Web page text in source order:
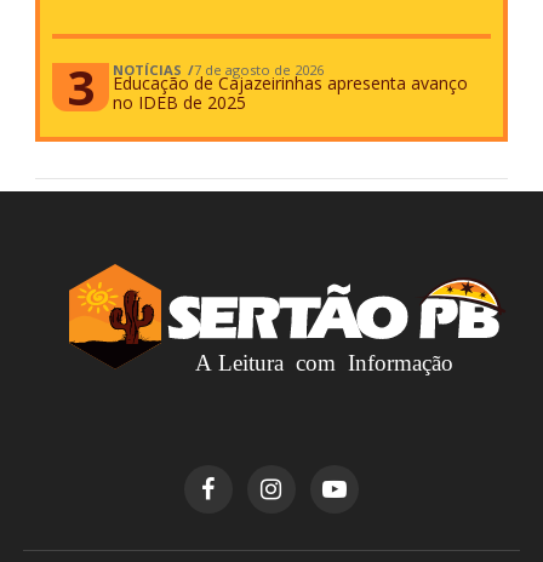
NOTÍCIAS 7 de agosto de 2026
Educação de Cajazeirinhas apresenta avanço
no IDEB de 2025